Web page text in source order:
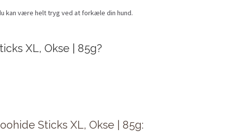
kan være helt tryg ved at forkæle din hund.
XL, Okse | 85g?
Sticks XL, Okse | 85g: